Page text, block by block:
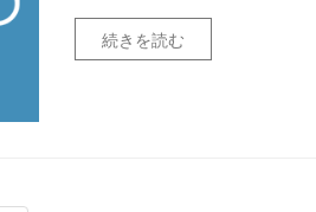
続きを読む